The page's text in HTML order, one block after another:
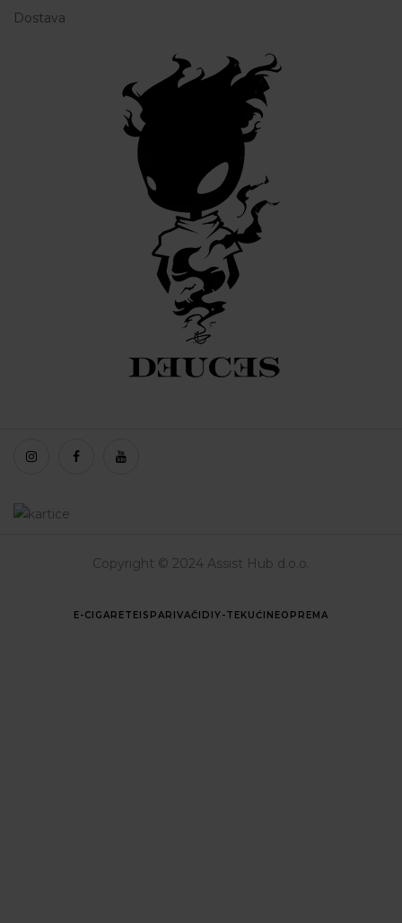
Dostava
Copyright © 2024 Assist Hub d.o.o.
E-CIGARETEISPARIVAČI DIY-TEKUĆINEOPREMA